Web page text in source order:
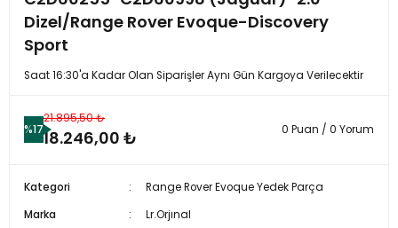
Dizel/Range Rover Evoque-Discovery
Sport
Saat 16:30'a Kadar Olan Siparişler Aynı Gün Kargoya Verilecektir
%17
21.895,50 ₺
18.246,00 ₺ 0 Puan / 0 Yorum
Kategori
Range Rover Evoque Yedek Parça
Marka
Lr.Orjınal